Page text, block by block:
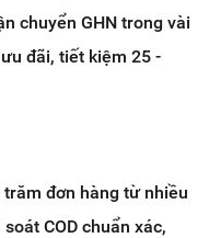
chuyển GHN trong vài
đãi, tiết kiệm 25 -
đơn hàng từ nhiều
COD chuẩn xác,